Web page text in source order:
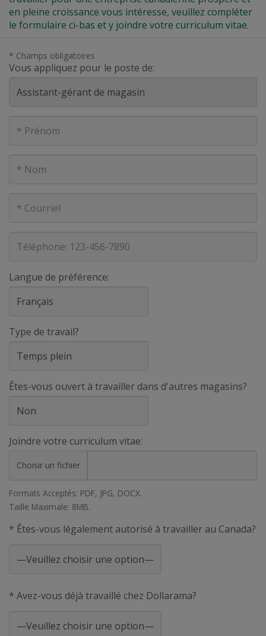
en pleine croissance vous intéresse, veuillez compléter
le formulaire ci-bas et y joindre votre curriculum vitae.
* Champs obligatoires
Vous appliquez pour le poste de:
Langue de préférence:
Type de travail?
Êtes-vous ouvert à travailler dans d'autres magasins?
Joindre votre curriculum vitae:
Choisir un fichier
Formats Acceptés: PDF, JPG, DOCX.
Taille Maximale: 8MB.
* Êtes-vous légalement autorisé à travailler au Canada?
* Avez-vous déjà travaillé chez Dollarama?